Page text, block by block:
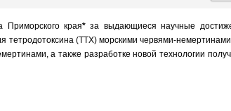
Приморского края* за выдающиеся научные
тетродотоксина (ТТХ) морскими червями-
а также разработке новой технологии